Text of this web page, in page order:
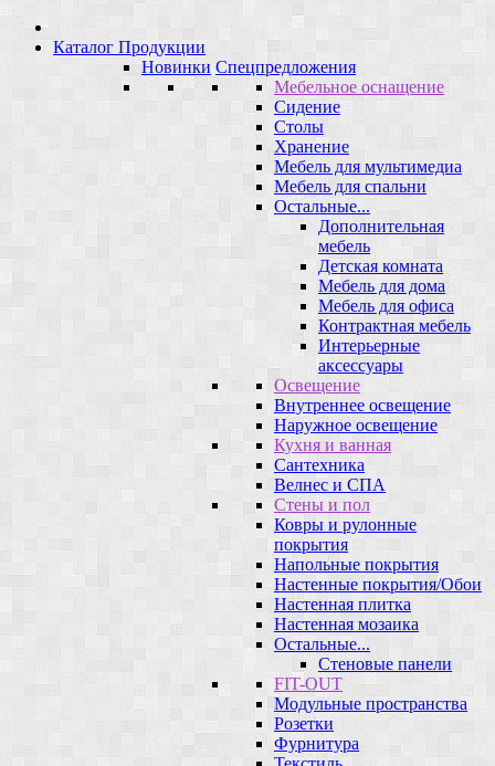
Каталог Продукции
Новинки Спецпредложения
Мебельное оснащение
Сидение
Столы
Хранение
Мебель для мультимедиа
Мебель для спальни
Остальные...
Дополнительная
мебель
Детская комната
Мебель для дома
Мебель для офиса
Контрактная мебель
Интерьерные
аксессуары
Освещение
Внутреннее освещение
Наружное освещение
Кухня и ванная
Сантехника
Велнес и СПА
Стены и пол
Ковры и рулонные
покрытия
Напольные покрытия
Настенные покрытия/Обои
Настенная плитка
Настенная мозаика
Остальные...
Стеновые панели
FIT-OUT
Модульные пространства
Розетки
Фурнитура